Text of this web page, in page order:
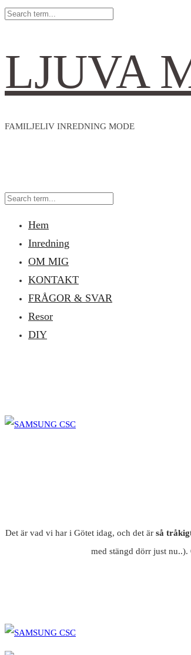
LJUVA
FAMILJELIV INREDNING MODE
Hem
Inredning
OM MIG
KONTAKT
FRÅGOR & SVAR
Resor
DIY
Det är vad vi har i Götet idag, och det är så
med stängd dörr just